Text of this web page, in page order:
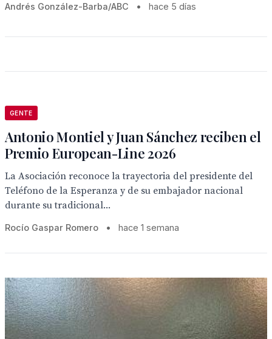
Andrés González-Barba/ABC • hace 5 días
GENTE
Antonio Montiel y Juan Sánchez reciben el
Premio European-Line 2026
La Asociación reconoce la trayectoria del presidente del
Teléfono de la Esperanza y de su embajador nacional
durante su tradicional...
Rocío Gaspar Romero • hace 1 semana